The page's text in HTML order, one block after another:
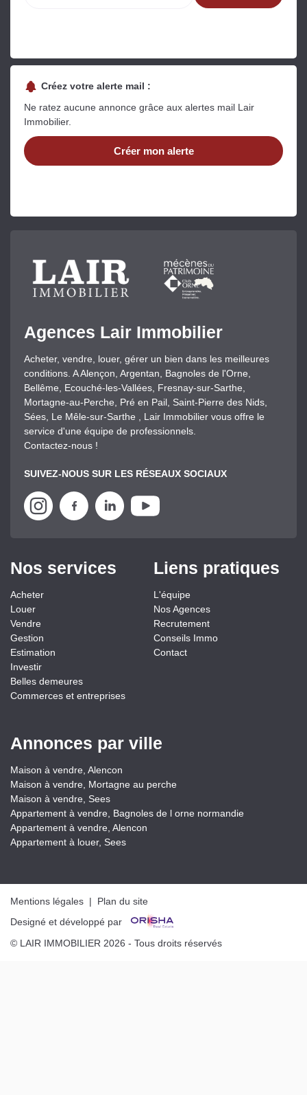
Créez votre alerte mail :
Ne ratez aucune annonce grâce aux alertes mail Lair
Immobilier.
Créer mon alerte
Agences Lair Immobilier
Acheter, vendre, louer, gérer un bien dans les meilleures
conditions. A Alençon, Argentan, Bagnoles de l'Orne,
Bellême, Ecouché-les-Vallées, Fresnay-sur-Sarthe,
Mortagne-au-Perche, Pré en Pail, Saint-Pierre des Nids,
Sées, Le Mêle-sur-Sarthe , Lair Immobilier vous offre le
service d'une équipe de professionnels.
Contactez-nous !
SUIVEZ-NOUS SUR LES RÉSEAUX SOCIAUX
Nos services
Acheter
Louer
Vendre
Gestion
Estimation
Investir
Belles demeures
Commerces et entreprises
Liens pratiques
L'équipe
Nos Agences
Recrutement
Conseils Immo
Contact
Annonces par ville
Maison à vendre, Alencon
Maison à vendre, Mortagne au perche
Maison à vendre, Sees
Appartement à vendre, Bagnoles de l orne normandie
Appartement à vendre, Alencon
Appartement à louer, Sees
Mentions légales | Plan du site
Designé et développé par
© LAIR IMMOBILIER 2026 - Tous droits réservés